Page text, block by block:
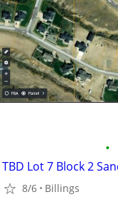
•
TBD Lot 7 Block 2
8/6 Billings